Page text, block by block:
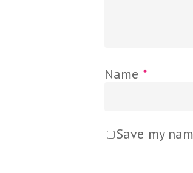
Name *
Save my